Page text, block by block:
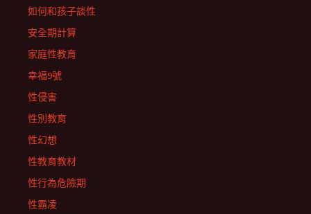
如何和孩子談性
安全期計算
家庭性教育
幸福9號
性侵害
性別教育
性幻想
性教育教材
性行為危險期
性霸凌